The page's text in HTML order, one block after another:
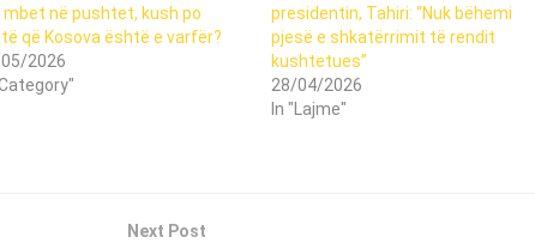
mbet në pushtet, kush po
që Kosova është e varfër?
2026
presidentin, Tahiri: “Nuk bëhemi
pjesë e shkatërrimit të rendit
kushtetues”
28/04/2026
In "Lajme"
Next Post